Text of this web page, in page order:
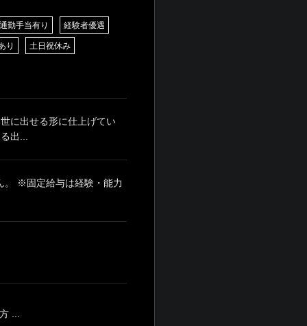
通勤手当有り 経験者優遇
り 土日祝休み
に出せる形に仕上げてい
出...
。 ※固定給与は経験・能力
...